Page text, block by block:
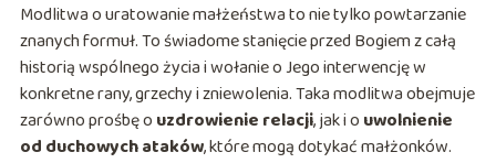
Modlitwa o uratowanie małżeństwa to nie tylko powtarzanie
znanych formuł. To świadome stanięcie przed Bogiem z całą
historią wspólnego życia i wołanie o Jego interwencję w
konkretne rany, grzechy i zniewolenia. Taka modlitwa obejmuje
zarówno prośbę o uzdrowienie relacji, jak i o uwolnienie
od duchowych ataków, które mogą dotykać małżonków.